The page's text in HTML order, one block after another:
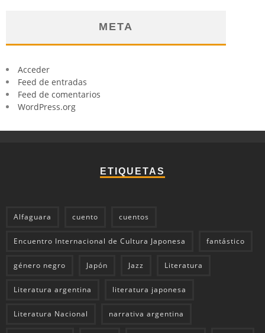
META
Acceder
Feed de entradas
Feed de comentarios
WordPress.org
ETIQUETAS
Alfaguara cuento cuentos
Encuentro Internacional de Cultura Japonesa fantástico
género negro Japón Jazz Literatura
Literatura argentina literatura japonesa
Literatura Nacional narrativa argentina